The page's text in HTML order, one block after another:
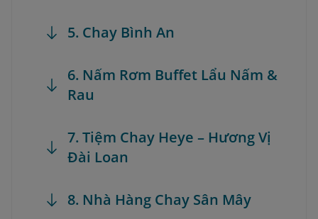
5. Chay Bình An
6. Nấm Rơm Buffet Lẩu Nấm &
Rau
7. Tiệm Chay Heye – Hương Vị
Đài Loan
8. Nhà Hàng Chay Sân Mây